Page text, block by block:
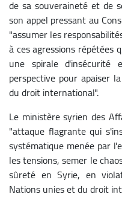
de sa souveraineté et de
son appel pressant au
"assumer les
à ces agressions
une spirale d'insécurité
perspective pour apaiser
du droit international".
Le ministère syrien des
"attaque flagrante qui
systématique menée par
les tensions, semer le
sûreté en Syrie, en
Nations unies et du droit